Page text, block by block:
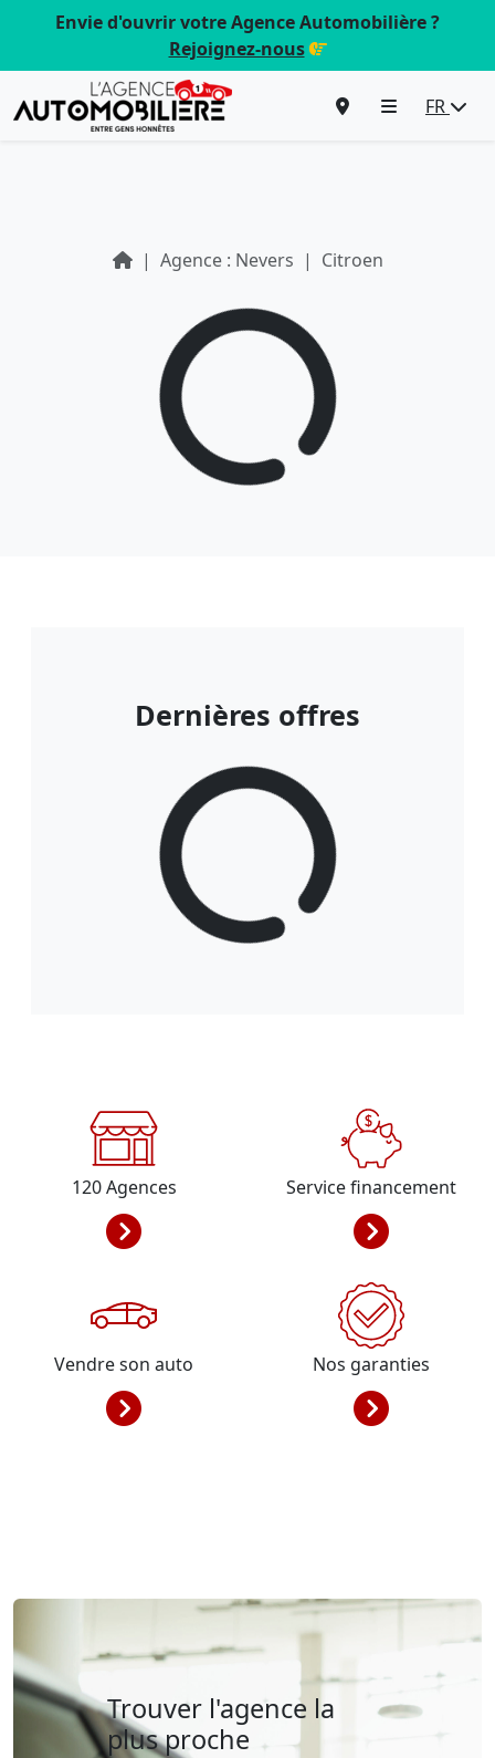
Envie d'ouvrir votre Agence Automobilière ?
Rejoignez-nous
FR
Agence : Nevers Citroen
Dernières offres
120Agences Service financement
Vendre son auto Nos garanties
Trouver l'agence la
plus proche